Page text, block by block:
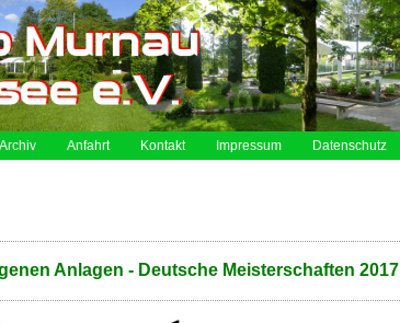
Archiv Anfahrt Kontakt Impressum Datenschutz
Anlagen - Deutsche Meisterschaften 2017